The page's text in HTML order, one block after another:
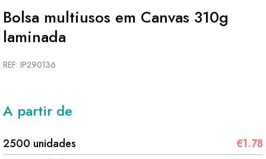
Bolsa multiusos em Canvas 310g
laminada
REF: IP290136
A partir de
2500 unidades
€1.78